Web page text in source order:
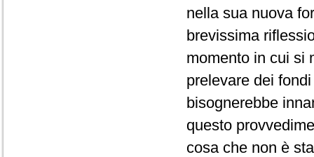
nella sua nuova
brevissima
momento in cui si
prelevare dei
bisognerebbe
questo
cosa che non è